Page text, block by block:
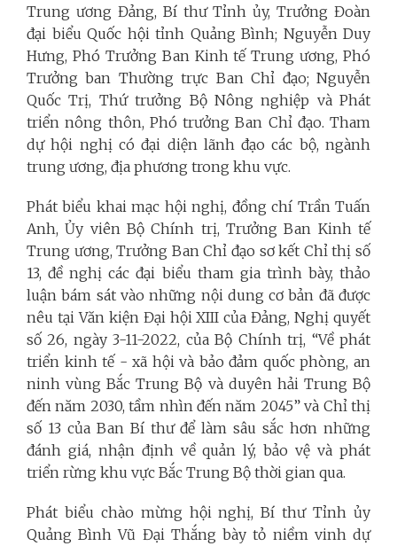
Trung ương Đảng, Bí thư Tỉnh ủy, Trưởng Đoàn
đại biểu Quốc hội tỉnh Quảng Bình; Nguyễn Duy
Hưng, Phó Trưởng Ban Kinh tế Trung ương, Phó
Trưởng ban Thường trực Ban Chỉ đạo; Nguyễn
Quốc Trị, Thứ trưởng Bộ Nông nghiệp và Phát
triển nông thôn, Phó trưởng Ban Chỉ đạo. Tham
dự hội nghị có đại diện lãnh đạo các bộ, ngành
trung ương, địa phương trong khu vực.
Phát biểu khai mạc hội nghị, đồng chí Trần Tuấn
Anh, Ủy viên Bộ Chính trị, Trưởng Ban Kinh tế
Trung ương, Trưởng Ban Chỉ đạo sơ kết Chỉ thị số
13, đề nghị các đại biểu tham gia trình bày, thảo
luận bám sát vào những nội dung cơ bản đã được
nêu tại Văn kiện Đại hội XIII của Đảng, Nghị quyết
số 26, ngày 3-11-2022, của Bộ Chính trị, “Về phát
triển kinh tế - xã hội và bảo đảm quốc phòng, an
ninh vùng Bắc Trung Bộ và duyên hải Trung Bộ
đến năm 2030, tầm nhìn đến năm 2045” và Chỉ thị
số 13 của Ban Bí thư để làm sâu sắc hơn những
đánh giá, nhận định về quản lý, bảo vệ và phát
triển rừng khu vực Bắc Trung Bộ thời gian qua.
Phát biểu chào mừng hội nghị, Bí thư Tỉnh ủy
Quảng Bình Vũ Đại Thắng bày tỏ niềm vinh dự